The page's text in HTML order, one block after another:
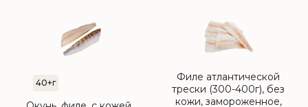
40+г
Филе атлантической
трески (300-400г), без
кожи, замороженное,